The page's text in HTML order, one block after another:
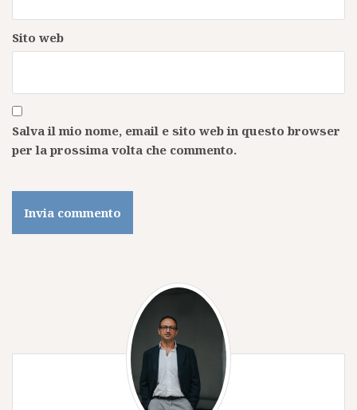
Sito web
Salva il mio nome, email e sito web in questo browser
per la prossima volta che commento.